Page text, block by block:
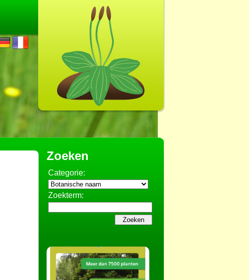
Zoeken
Categorie:
Zoekterm: